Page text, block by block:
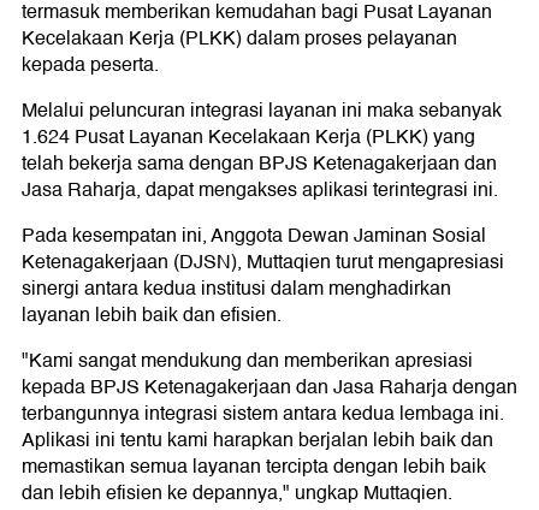
termasuk memberikan kemudahan bagi Pusat Layanan
Kecelakaan Kerja (PLKK) dalam proses pelayanan
kepada peserta.
Melalui peluncuran integrasi layanan ini maka sebanyak
1.624 Pusat Layanan Kecelakaan Kerja (PLKK) yang
telah bekerja sama dengan BPJS Ketenagakerjaan dan
Jasa Raharja, dapat mengakses aplikasi terintegrasi ini.
Pada kesempatan ini, Anggota Dewan Jaminan Sosial
Ketenagakerjaan (DJSN), Muttaqien turut mengapresiasi
sinergi antara kedua institusi dalam menghadirkan
layanan lebih baik dan efisien.
"Kami sangat mendukung dan memberikan apresiasi
kepada BPJS Ketenagakerjaan dan Jasa Raharja dengan
terbangunnya integrasi sistem antara kedua lembaga ini.
Aplikasi ini tentu kami harapkan berjalan lebih baik dan
memastikan semua layanan tercipta dengan lebih baik
dan lebih efisien ke depannya," ungkap Muttaqien.